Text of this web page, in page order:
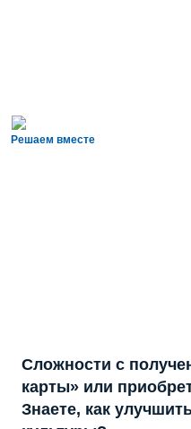
Решаем вместе
Сложности с
карты» или
Знаете, как